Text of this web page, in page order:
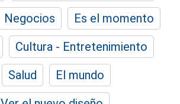
Negocios
Es el momento
Cultura - Entretenimiento
Salud
El mundo